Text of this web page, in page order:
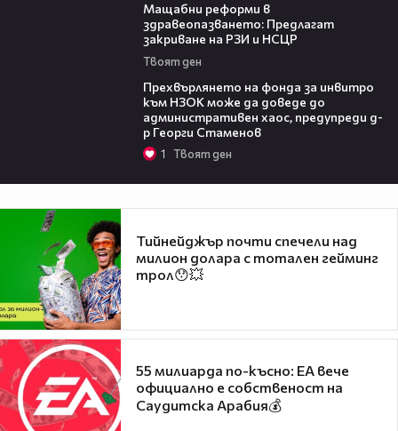
Мащабни реформи в
здравеопазването: Предлагат
закриване на РЗИ и НСЦР
Твоят ден
Прехвърлянето на фонда за инвитро
към НЗОК може да доведе до
административен хаос, предупреди д-
р Георги Стаменов
1 Твоят ден
Тийнейджър почти спечели над
милион долара с тотален гейминг
трол😯💥
55 милиарда по-късно: EA вече
официално е собственост на
Саудитска Арабия💰